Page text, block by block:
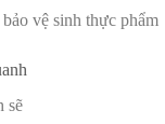
vệ sinh thực phẩm
sẽ